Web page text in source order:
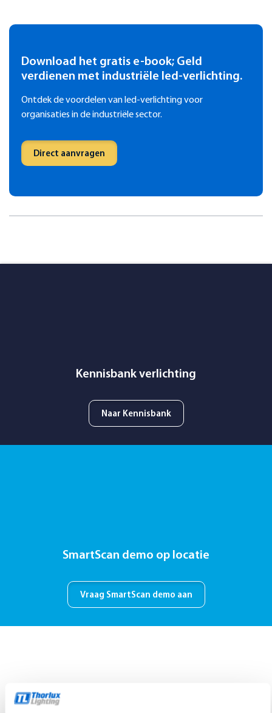
Download het gratis e-book; Geld
verdienen met industriële led-verlichting.
Ontdek de voordelen van led-verlichting voor
organisaties in de industriële sector.
Direct aanvragen
Kennisbank verlichting
Naar Kennisbank
SmartScan demo op locatie
Vraag SmartScan demo aan